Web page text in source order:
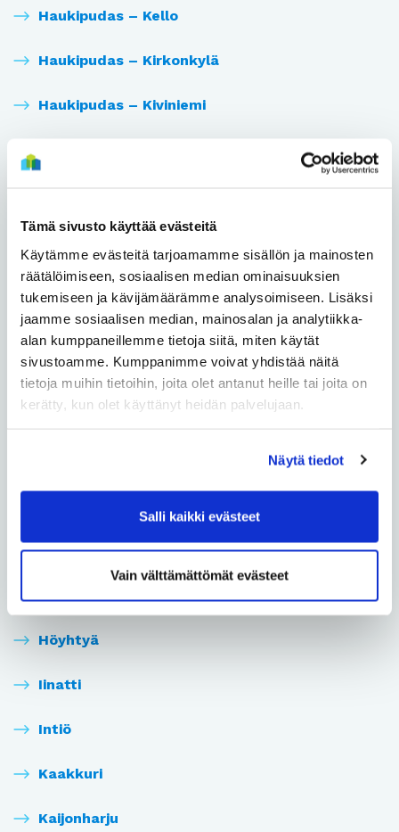
Tämä sivusto käyttää evästeitä
Käytämme evästeitä tarjoamamme sisällön ja mainosten
räätälöimiseen, sosiaalisen median ominaisuuksien
tukemiseen ja kävijämäärämme analysoimiseen. Lisäksi
jaamme sosiaalisen median, mainosalan ja analytiikka-
alan kumppaneillemme tietoja siitä, miten käytät
sivustoamme. Kumppanimme voivat yhdistää näitä
tietoja muihin tietoihin, joita olet antanut heille tai joita on
kerätty, kun olet käyttänyt heidän palvelujaan.
Näytä tiedot
Salli kaikki evästeet
Vain välttämättömät evästeet
Haukipudas – Kello
Haukipudas – Kirkonkylä
Haukipudas – Kiviniemi
Haukipudas – Ukonkaivos
Heikkilänkangas
Heinäpää
Herukka
Hiironen
Huonesuo
Hönttämäki
Höyhtyä
Iinatti
Intiö
Kaakkuri
Kaijonharju